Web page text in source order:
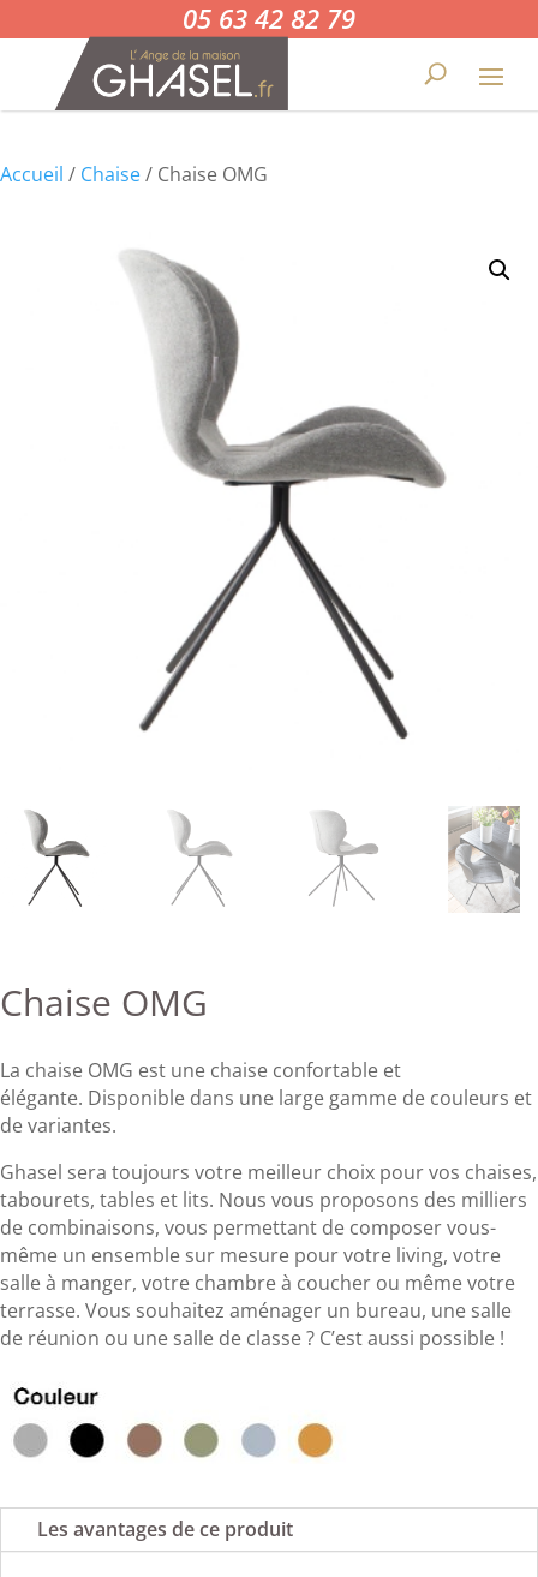
05 63 42 82 79
Accueil / Chaise/ Chaise OMG
Chaise OMG
La chaise OMG est une chaise confortable et
élégante. Disponible dans une large gamme de couleurs et
de variantes.
Ghasel sera toujours votre meilleur choix pour vos chaises,
tabourets, tables et lits. Nous vous proposons des milliers
de combinaisons, vous permettant de composer vous-
même un ensemble sur mesure pour votre living, votre
salle à manger, votre chambre à coucher ou même votre
terrasse. Vous souhaitez aménager un bureau, une salle
de réunion ou une salle de classe ? C’est aussi possible !
Les avantages de ce produit